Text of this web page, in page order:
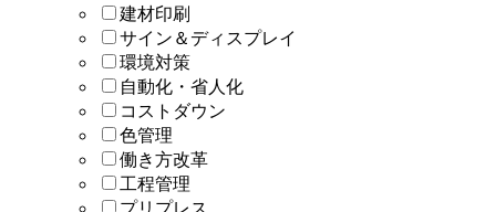
建材印刷
サイン＆ディスプレイ
環境対策
自動化・省人化
コストダウン
色管理
働き方改革
工程管理
プリプレス